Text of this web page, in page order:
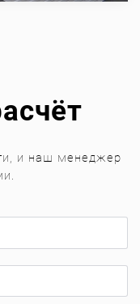
и наш менеджер